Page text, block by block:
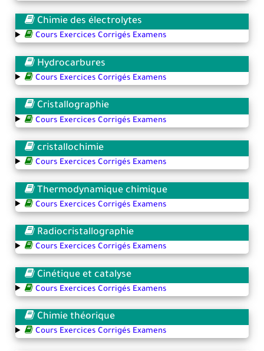
Chimie des électrolytes
Cours Exercices Corrigés Examens
Hydrocarbures
Cours Exercices Corrigés Examens
Cristallographie
Cours Exercices Corrigés Examens
cristallochimie
Cours Exercices Corrigés Examens
Thermodynamique chimique
Cours Exercices Corrigés Examens
Radiocristallographie
Cours Exercices Corrigés Examens
Cinétique et catalyse
Cours Exercices Corrigés Examens
Chimie théorique
Cours Exercices Corrigés Examens